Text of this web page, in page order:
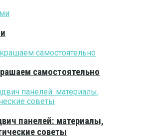
самостоятельно
панелей: материалы,
советы